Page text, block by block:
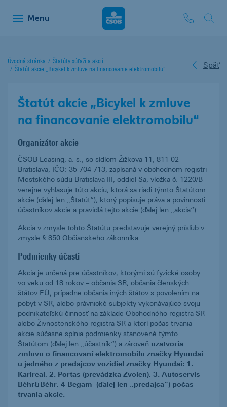
Menu ČSOB Leasing
Úvodná stránka
Štatúty súťaží a akcií
Štatút akcie „Bicykel k zmluve na financovanie elektromobilu“
Späť
Štatút akcie „Bicykel k zmluve
na financovanie elektromobilu“
Organizátor akcie
ČSOB Leasing, a. s., so sídlom Žižkova 11, 811 02
Bratislava, IČO: 35 704 713, zapísaná v obchodnom registri
Mestského súdu Bratislava III, oddiel Sa, vložka č. 1220/B
verejne vyhlasuje túto akciu, ktorá sa riadi týmto Štatútom
akcie (ďalej len „Štatút“), ktorý popisuje práva a povinnosti
účastníkov akcie a pravidlá tejto akcie (ďalej len „akcia“).
Akcia v zmysle tohto Štatútu predstavuje verejný prísľub v
zmysle § 850 Občianskeho zákonníka.
Podmienky účasti
Akcia je určená pre účastníkov, ktorými sú fyzické osoby
vo veku od 18 rokov – občania SR, občania členských
štátov EÚ, prípadne občania iných štátov s povolením na
pobyt v SR, alebo právnické subjekty vykonávajúce svoju
podnikateľskú činnosť na základe Obchodného registra SR
alebo Živnostenského registra SR a ktorí počas trvania
akcie súčasne splnia podmienky stanovené týmto
Štatútom (ďalej len „účastník“) a zároveň uzatvoria
zmluvu o financovaní elektromobilu značky Hyundai
u jedného z predajcov vozidiel značky Hyundai: 1.
Karireal, 2. Portas (prevádzka Zvolen), 3. Autoservis
Béhr&Béhr, 4 Begam (ďalej len „predajca“) počas
trvania akcie.